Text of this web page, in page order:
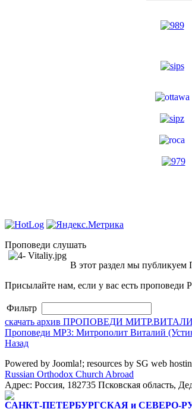
Проповеди слушать
В этот раздел мы публикуем
Присылайте нам, если у вас есть проповеди
Фильтр
скачать архив ПРОПОВЕДИ
Проповеди MP3: Митрополит Виталий
Назад
Powered by Joomla!; resources by SG web
Russian Orthodox Church Abroad
Адрес: Россия, 182735 Псковская область,
САНКТ-ПЕТЕРБУРГСКАЯ и СЕВЕРО-